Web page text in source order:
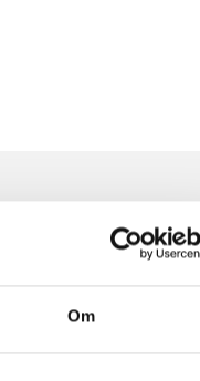
Om